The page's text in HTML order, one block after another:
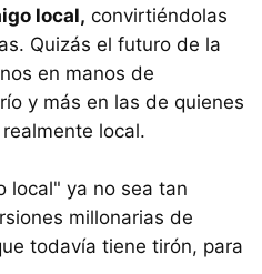
local, convirtiéndolas
Quizás el futuro de la
en manos de
y más en las de quienes
local.
local" ya no sea tan
millonarias de
todavía tiene tirón, para